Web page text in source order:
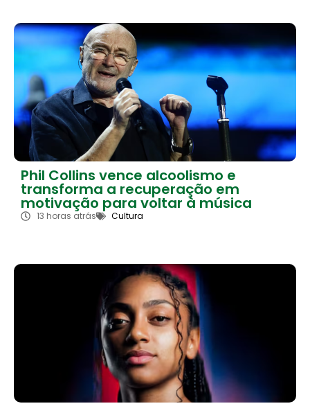
Phil Collins vence alcoolismo e
transforma a recuperação em
motivação para voltar à música
13 horas atrás Cultura